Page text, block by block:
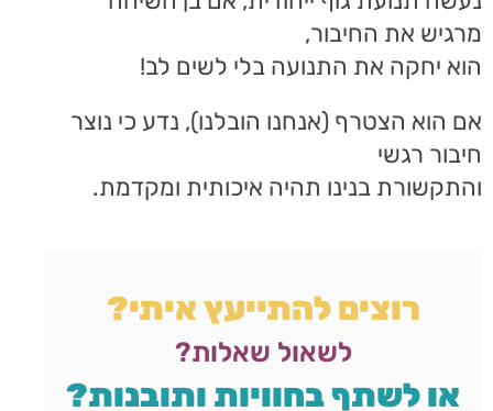
מרגיש את החיבור,
הוא יחקה את התנועה בלי לשים לב!
אם הוא הצטרף (אנחנו הובלנו), נדע כי נוצר
חיבור רגשי
והתקשורת בנינו תהיה איכותית ומקדמת.
רוצים להתייעץ איתי?
לשאול שאלות?
או לשתף בחוויות ותובנות?